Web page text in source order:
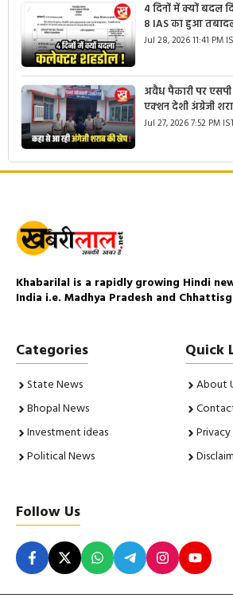
4 दिनों में क्यों बदल
8 IAS का हुआ
Jul 28, 2026 11:41 PM
अवैध पैकारी पर
एक्शन देशी अंग्रेजी
Jul 27, 2026 7:52 PM
Khabarilal is a rapidly growing Hindi
India i.e. Madhya Pradesh and
Categories
State News
Bhopal News
Investment ideas
Political News
Quick
About
Follow Us